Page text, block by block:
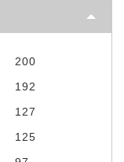
200
192
127
125